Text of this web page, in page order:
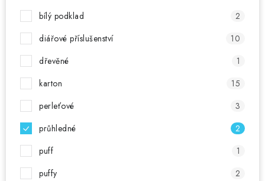
bílý podklad
2
diářové příslušenství
10
dřevěné
1
karton
15
perleťové
3
průhledné
2
puff
1
puffy
2